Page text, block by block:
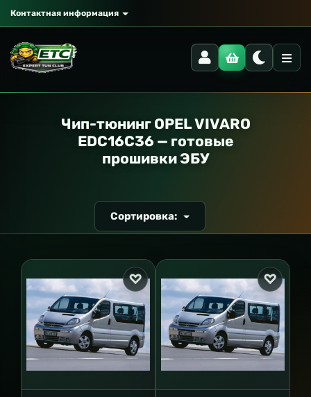
Контактная информация
Чип-тюнинг OPEL VIVARO
EDC16C36 — готовые
прошивки ЭБУ
Сортировка: